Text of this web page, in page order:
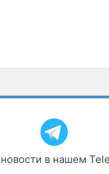
в нашем